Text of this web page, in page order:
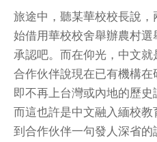
旅途中，聽某華校校長說
始借用華校校舍舉辦農村
承認吧。而在仰光，中文
合作伙伴說現在已有機構在
即不再上台灣或內地的歷史
而這也許是中文融入緬校
到合作伙伴一句發人深省